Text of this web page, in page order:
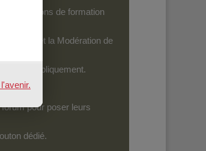
d’actions de formation
Auteurs et la Modération de
publiquement.
pour poser leurs
dédié.